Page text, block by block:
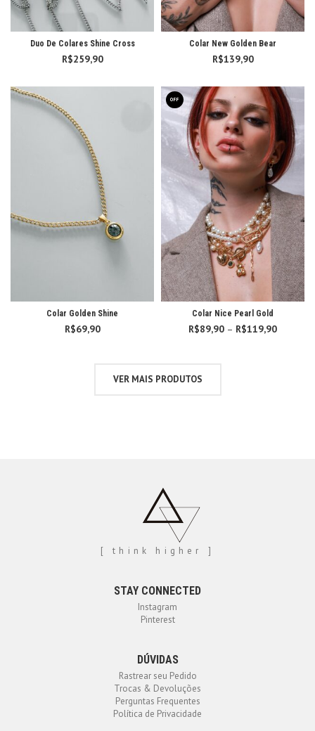
Duo De Colares Shine Cross
R$259,90
Colar New Golden Bear
R$139,90
Colar Golden Shine
R$69,90
OFF
Colar Nice Pearl Gold
R$89,90 – R$119,90
VER MAIS PRODUTOS
[ think higher ]
STAY CONNECTED
Instagram
Pinterest
DÚVIDAS
Rastrear seu Pedido
Trocas & Devoluções
Perguntas Frequentes
Política de Privacidade